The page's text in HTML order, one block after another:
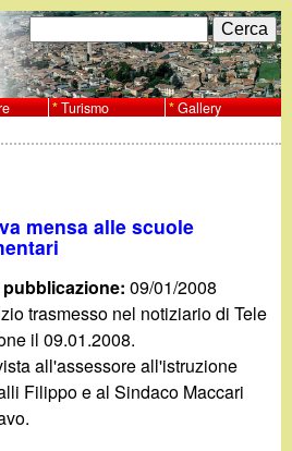
F
o
r
d
i
r
i
c
C
e
r
c
Turismo Gallery
mensa alle scuole
pubblicazione:09/01/2008
trasmesso nel notiziario di Tele
il 09.01.2008.
all'assessore all'istruzione
Filippo e al Sindaco Maccari